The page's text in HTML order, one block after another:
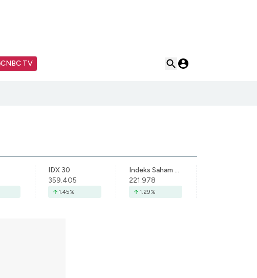
CNBC TV
IDX 30
359.405
1.45%
Indeks Saham Syariah Indonesia
221.978
1.29%